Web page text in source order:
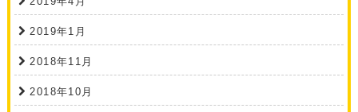
2019年1月
2018年11月
2018年10月